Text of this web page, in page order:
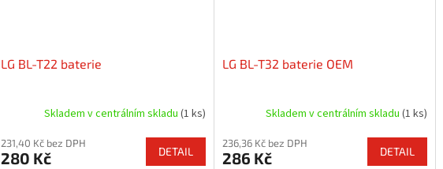
LG BL-T22 baterie
Skladem v centrálním skladu (1 ks)
231,40 Kč bez DPH
280 Kč DETAIL
LG BL-T32 baterie OEM
Skladem v centrálním skladu (1 ks)
236,36 Kč bez DPH
286 Kč DETAIL